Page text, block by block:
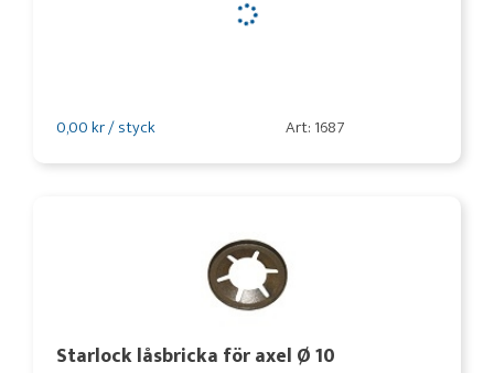
0,00 kr / styck Art: 1687
Starlock låsbricka för axel Ø 10